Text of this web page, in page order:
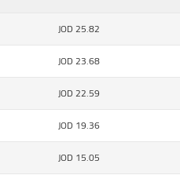
25.82
JOD
23.68
JOD
22.59
JOD
19.36
JOD
15.05
JOD